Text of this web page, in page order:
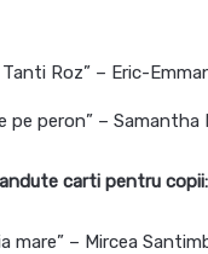
Tanti Roz” – Eric-
pe peron” – Samantha
carti pentru copii:
mare” – Mircea